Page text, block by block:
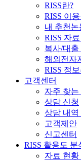
RISS란?
RISS 이
내 추천논
RISS 자
복사/대출
해외전자
RISS 정
고객센터
자주 찾는
상담 신청
상담 내역
고객제안
신고센터
RISS 활용도 분
자료 현황